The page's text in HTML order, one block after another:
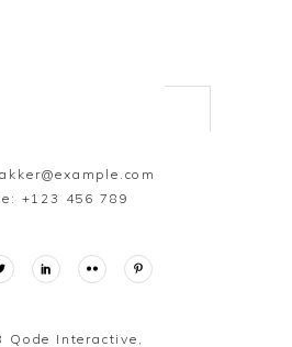
+123 456 789
Qode Interactive,